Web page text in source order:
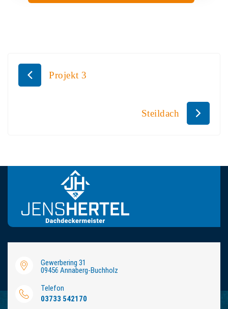
Beitragsnavigation
Projekt 3
Steildach
Gewerbering 31
09456 Annaberg-Buchholz
Telefon
03733 542170